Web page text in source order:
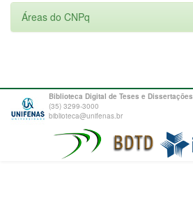
Áreas do CNPq
Biblioteca Digital de Teses e Dissertações
(35) 3299-3000
biblioteca@unifenas.br